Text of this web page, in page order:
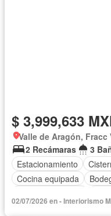
$ 3,999,633
Valle de Aragón, Fracc
2 Recámaras
3
Estacionamiento
Cocina equipada
02/07/2026 en - Interiorismo